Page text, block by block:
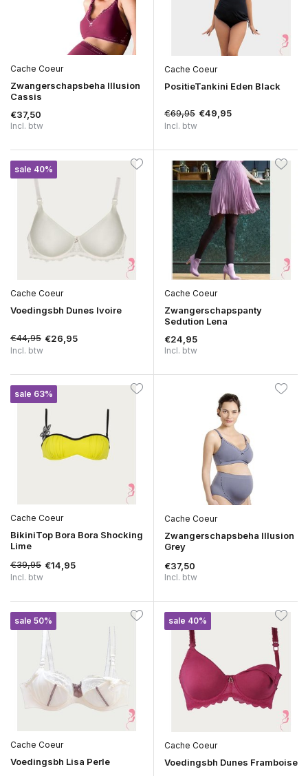
Cache Coeur
Zwangerschapsbeha Illusion
Cassis
€37,50
Incl. btw
Cache Coeur
PositieTankini Eden Black
€69,95 €49,95
Incl. btw
sale 40%
Cache Coeur
Voedingsbh Dunes Ivoire
€44,95 €26,95
Incl. btw
Cache Coeur
Zwangerschapspanty
Sedution Lena
€24,95
Incl. btw
sale 63%
Cache Coeur
BikiniTop Bora Bora Shocking
Lime
€39,95 €14,95
Incl. btw
Cache Coeur
Zwangerschapsbeha Illusion
Grey
€37,50
Incl. btw
sale 50%
Cache Coeur
Voedingsbh Lisa Perle
sale 40%
Cache Coeur
Voedingsbh Dunes Framboise